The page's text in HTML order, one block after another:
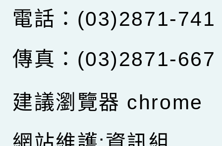
電話：(03)2871-741
傳真：(03)2871-667
建議瀏覽器 chrome